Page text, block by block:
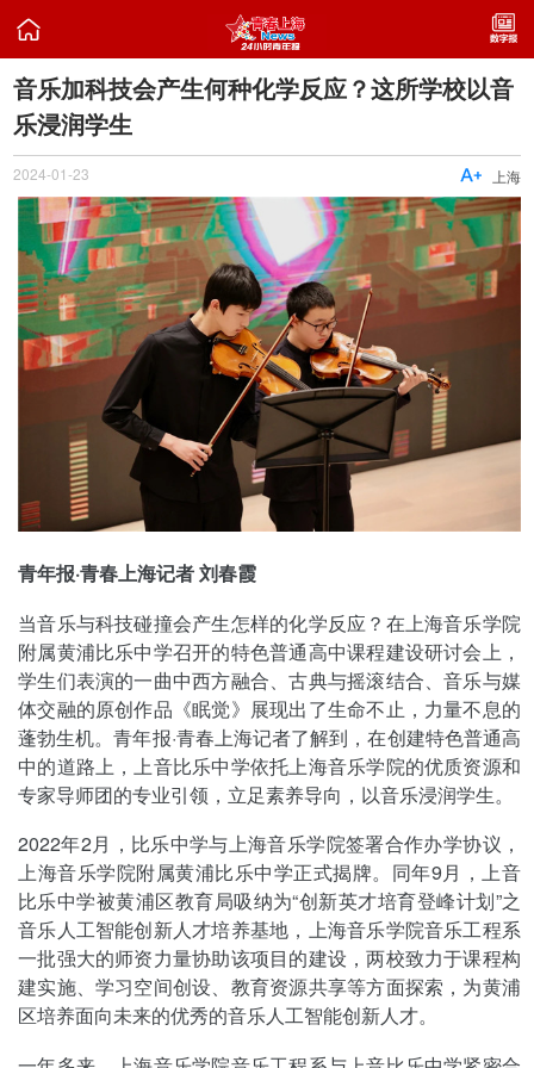

音乐加科技会产生何种化学反应？这所学校以音
乐浸润学生
2024-01-23 上海

青年报·青春上海记者 刘春霞
当音乐与科技碰撞会产生怎样的化学反应？在上海音乐学院
附属黄浦比乐中学召开的特色普通高中课程建设研讨会上，
学生们表演的一曲中西方融合、古典与摇滚结合、音乐与媒
体交融的原创作品《眠觉》展现出了生命不止，力量不息的
蓬勃生机。青年报·青春上海记者了解到，在创建特色普通高
中的道路上，上音比乐中学依托上海音乐学院的优质资源和
专家导师团的专业引领，立足素养导向，以音乐浸润学生。
2022年2月，比乐中学与上海音乐学院签署合作办学协议，
上海音乐学院附属黄浦比乐中学正式揭牌。同年9月，上音
比乐中学被黄浦区教育局吸纳为“创新英才培育登峰计划”之
音乐人工智能创新人才培养基地，上海音乐学院音乐工程系
一批强大的师资力量协助该项目的建设，两校致力于课程构
建实施、学习空间创设、教育资源共享等方面探索，为黄浦
区培养面向未来的优秀的音乐人工智能创新人才。